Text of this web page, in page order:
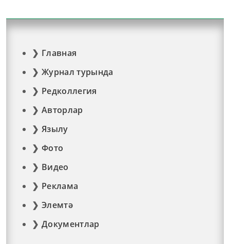
Главная
Журнал турында
Редколлегия
Авторлар
Язылу
Фото
Видео
Реклама
Элемтә
Документлар